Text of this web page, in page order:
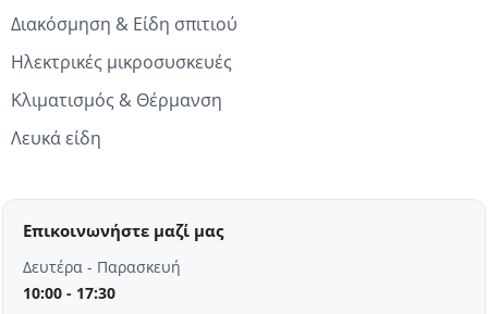
Διακόσμηση & Είδη σπιτιού
Ηλεκτρικές μικροσυσκευές
Κλιματισμός & Θέρμανση
Λευκά είδη
Επικοινωνήστε μαζί μας
Δευτέρα - Παρασκευή
10:00 - 17:30